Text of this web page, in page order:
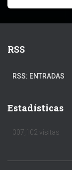
RSS
RSS: ENTRADAS
Estadísticas
307,102 visitas